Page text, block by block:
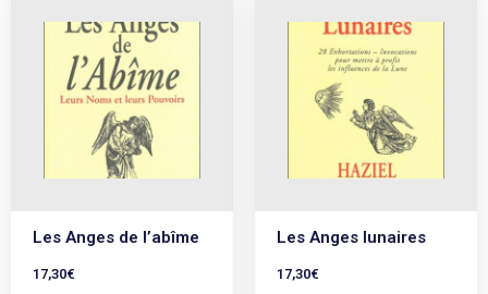
Les Anges de l’abîme
17,30€
Les Anges lunaires
17,30€